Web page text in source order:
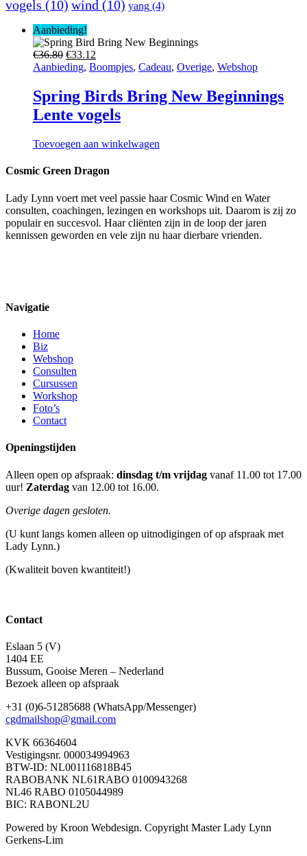
vogels (10) wind (10) yang (4)
Aanbieding!
€36.80 Oorspronkelijke
prijs
€36.80.
€33.12
prijs
€33.12.
Aanbieding, Boompjes, Cadeau, Overige, Webshop
Spring Birds Bring New Beginnings
Lente vogels
Toevoegen aan winkelwagen
Cosmic Green Dragon
Lady Lynn voert met veel passie haar Cosmic Wind en Water
consulten, coachingen, lezingen en workshops uit. Daarom is zij zo
populair en succesvol. Haar cliënten zijn in de loop der jaren
kennissen geworden en vele zijn nu haar dierbare vrienden.
Navigatie
Home
Biz
Webshop
Consulten
Cursussen
Workshop
Foto’s
Contact
Openingstijden
Alleen open op afspraak: dinsdag t/m vrijdag vanaf 11.00 tot 17.00
uur! Zaterdag van 12.00 tot 16.00.
Overige dagen gesloten.
(U kunt langs komen alleen op uitnodigingen of op afspraak met
Lady Lynn.)
(Kwaliteit boven kwantiteit!)
Contact
Eslaan 5 (V)
1404 EE
Bussum, Gooise Meren – Nederland
Bezoek alleen op afspraak
+31 (0)6-51285688 (WhatsApp/Messenger)
cgdmailshop@gmail.com
KVK 66364604
Vestigingsnr. 000034994963
BTW-ID: NL001116818B45
RABOBANK NL61RABO 0100943268
NL46 RABO 0105044989
BIC: RABONL2U
Powered by Kroon Webdesign. Copyright Master Lady Lynn
Gerkens-Lim